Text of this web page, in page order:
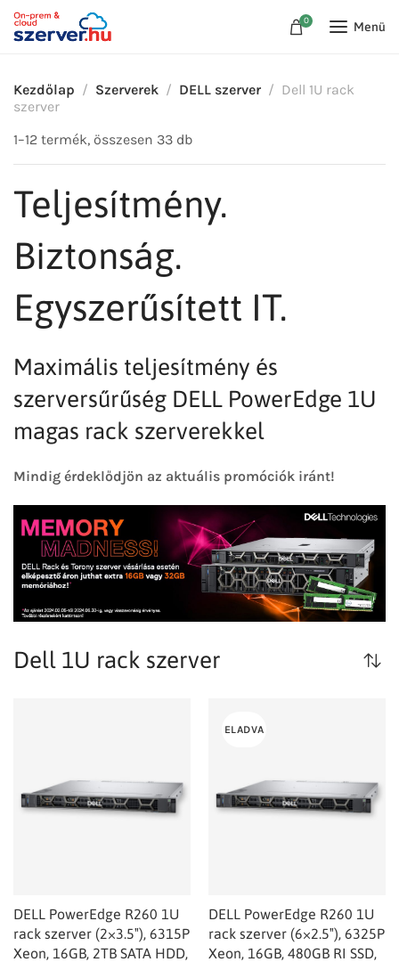
0 Menü
Kezdőlap Szerverek DELL szerver
Dell 1U rack
szerver
1–12 termék, összesen 33 db
Teljesítmény.
Biztonság.
Egyszerűsített IT.
Maximális teljesítmény és
szerversűrűség DELL PowerEdge 1U
magas rack szerverekkel
Mindig érdeklődjön az aktuális promóciók iránt!
Dell 1U rack szerver
DELL PowerEdge R260 1U
rack szerver (2×3.5″), 6315P
Xeon, 16GB, 2TB SATA HDD,
ELADVA
DELL PowerEdge R260 1U
rack szerver (6×2.5″), 6325P
Xeon, 16GB, 480GB RI SSD,